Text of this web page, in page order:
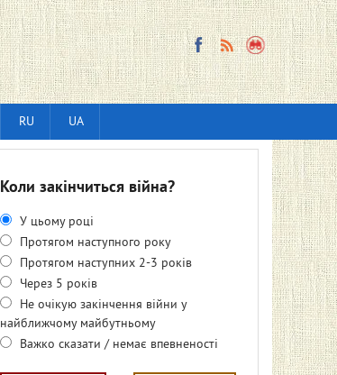
RU UA
Коли закінчиться війна?
У цьому році
Протягом наступного року
Протягом наступних 2-3 років
Через 5 років
Не очікую закінчення війни у
найближчому майбутньому
Важко сказати / немає впевненості